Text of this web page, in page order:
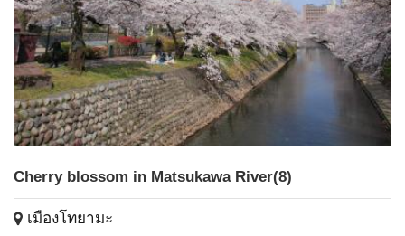
Cherry blossom in Matsukawa River(8)
เมืองโทยามะ